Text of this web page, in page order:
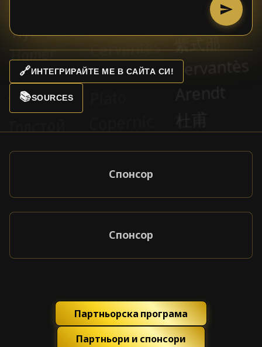
🔗ИНТЕГРИРАЙТЕ МЕ В САЙТА СИ!
📚SOURCES
Спонсор
Спонсор
Партньорска програма
Партньори и спонсори